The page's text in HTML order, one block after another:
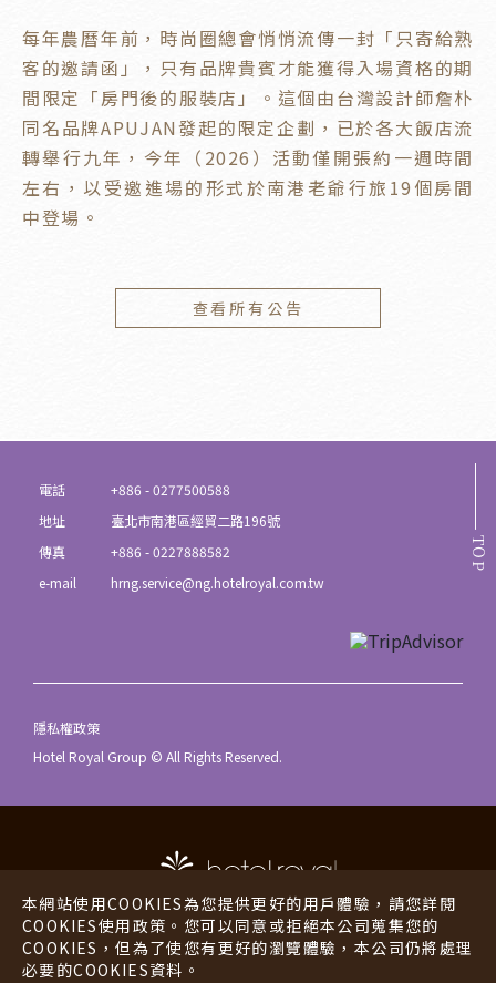
每年農曆年前，時尚圈總會悄悄流傳一封「只寄給熟
客的邀請函」，只有品牌貴賓才能獲得入場資格的期
間限定「房門後的服裝店」。這個由台灣設計師詹朴
同名品牌APUJAN發起的限定企劃，已於各大飯店流
轉舉行九年，今年（2026）活動僅開張約一週時間
左右，以受邀進場的形式於南港老爺行旅19個房間
中登場。
查看所有公告
本網站使用COOKIES為您提供更好的用戶體驗，請您詳閱
COOKIES使用政策。您可以同意或拒絕本公司蒐集您的
COOKIES，但為了使您有更好的瀏覽體驗，本公司仍將處理
必要的COOKIES資料。
TOP
電話
+886 - 0277500588
地址
臺北市南港區經貿二路196號
傳真
+886 - 0227888582
e-mail
hrng.service@ng.hotelroyal.com.tw
隱私權政策
Hotel Royal Group © All Rights Reserved.
老爺酒店 老爺行旅